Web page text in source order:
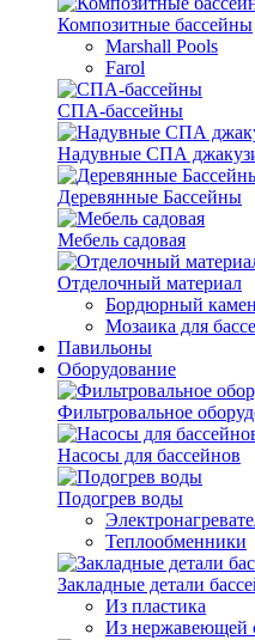
Композитные бассейны
Marshall Pools
Farol
СПА-бассейны
Надувные СПА
Деревянные Бассейны
Мебель садовая
Отделочный материал
Бордюрный
Мозаика для
Павильоны
Оборудование
Фильтровальное
Насосы для бассейнов
Подогрев воды
Теплообменники
Закладные детали
Из пластика
Из нержавеющей